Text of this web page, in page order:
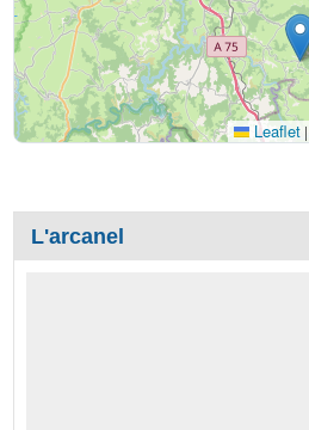
Leaflet |
L'arcanel